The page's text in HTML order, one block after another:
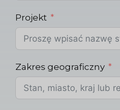
Projekt
Zakres geograficzny